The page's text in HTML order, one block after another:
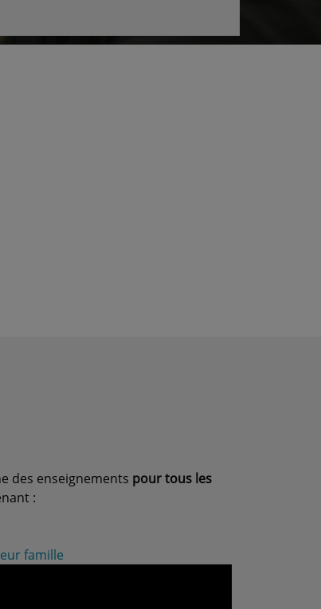
des enseignements pour tous les
:
famille